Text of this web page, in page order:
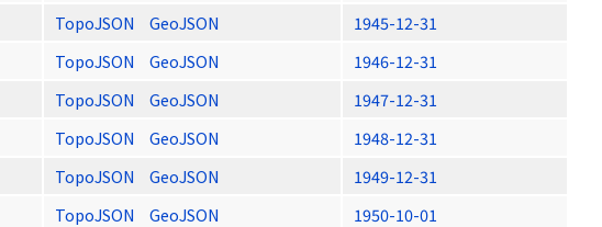
TopoJSON GeoJSON
1945-12-31
TopoJSON GeoJSON
1946-12-31
TopoJSON GeoJSON
1947-12-31
TopoJSON GeoJSON
1948-12-31
TopoJSON GeoJSON
1949-12-31
TopoJSON GeoJSON
1950-10-01